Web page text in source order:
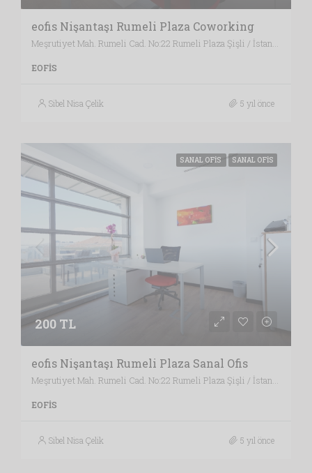
eofis Nişantaşı Rumeli Plaza Coworking
Meşrutiyet Mah. Rumeli Cad. No:22 Rumeli Plaza Şişli / İstanbul , Vergi Dairesi: MECİDİYEKÖY VERGİ DAİRESİ, İstanbul
EOFIS
Sibel Nisa Çelik 5 yıl önce
SANAL OFIS SANAL OFIS
200 TL
eofis Nişantaşı Rumeli Plaza Sanal Ofis
Meşrutiyet Mah. Rumeli Cad. No:22 Rumeli Plaza Şişli / İstanbul , Vergi Dairesi: MECİDİYEKÖY VERGİ DAİRESİ, İstanbul
EOFIS
Sibel Nisa Çelik 5 yıl önce